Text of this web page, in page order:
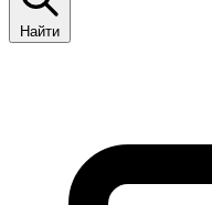
Найти